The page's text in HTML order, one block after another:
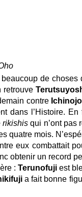
beaucoup de
retrouve
contre Ichinojo
dans l’Histoire.
rikishisqui n’ont pas
quatre mois.
eux combattait
obtenir un record
: Terunofujiest
a fait bonne